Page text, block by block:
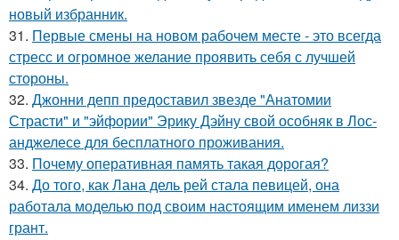
новый избранник.
31. Первые смены на новом рабочем месте - это всегда
стресс и огромное желание проявить себя с лучшей
стороны.
32. Джонни депп предоставил звезде "Анатомии
Страсти" и "эйфории" Эрику Дэйну свой особняк в Лос-
анджелесе для бесплатного проживания.
33. Почему оперативная память такая дорогая?
34. До того, как Лана дель рей стала певицей, она
работала моделью под своим настоящим именем лиззи
грант.